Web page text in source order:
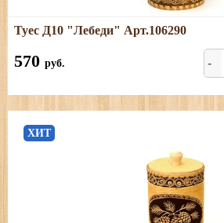
Подробнее
Размеры: диаметр - 10,5 см; высота
объём - 1 л.
Туес Д10 "Лебеди" Арт.106290
570 руб. -
ХИТ